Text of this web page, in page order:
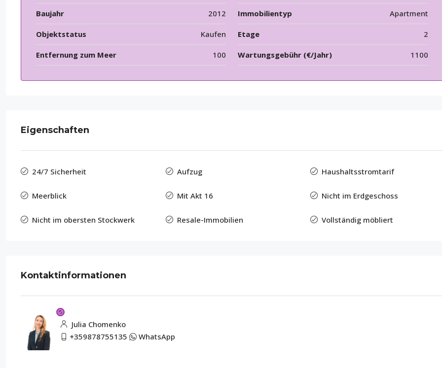
Baujahr 2012 Immobilientyp Apartment
Objektstatus Kaufen Etage 2
Entfernung zum Meer 100 Wartungsgebühr (€/Jahr) 1100
Eigenschaften
24/7 Sicherheit Aufzug Haushaltsstromtarif
Meerblick Mit Akt 16 Nicht im Erdgeschoss
Nicht im obersten Stockwerk Resale-Immobilien Vollständig möbliert
Kontaktinformationen
Julia Chomenko
+359878755135
WhatsApp